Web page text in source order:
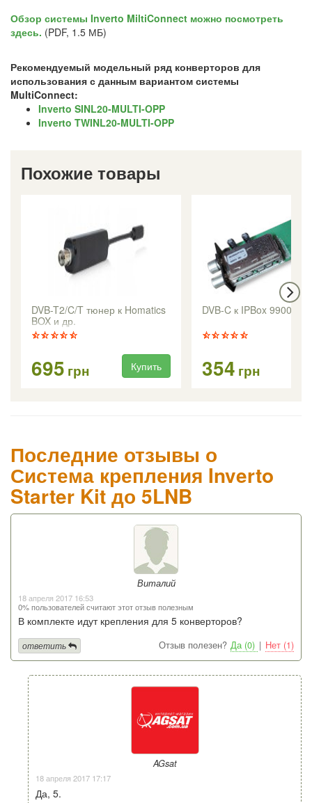
Обзор системы Inverto MiltiConnect можно посмотреть
здесь. (PDF, 1.5 МБ)
Рекомендуемый модельный ряд конверторов для
использования с данным вариантом системы
MultiConnect:
Inverto SINL20-MULTI-OPP
Inverto TWINL20-MULTI-OPP
Похожие товары
DVB-T2/C/T тюнер к Homatics
BOX и др.
695 грн Купить
DVB-C к IPBox 9900HD
354 грн
Последние отзывы о
Система крепления Inverto
Starter Kit до 5LNB
Виталий
18 апреля 2017 16:53
0% пользователей считают этот отзыв полезным
В комплекте идут крепления для 5 конверторов?
Отзыв полезен? Да (0) | Нет (1)
ответить
AGsat
18 апреля 2017 17:17
Да, 5.